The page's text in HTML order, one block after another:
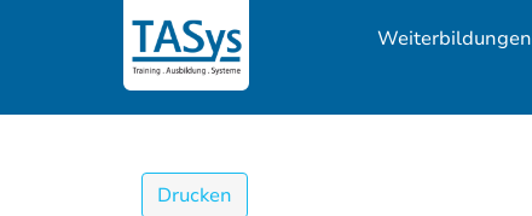
Weiterbildungen
Drucken